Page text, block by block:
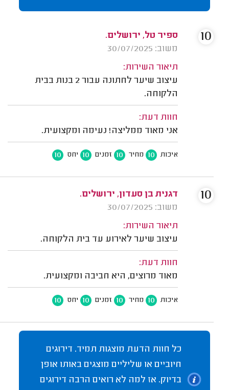
ספיר טל, ירושלים.
משוב: 30/07/2025
תיאור השירות:
עיצוב שיער לחתונה עבור 2 בנות בבית
הלקוחה.
חוות דעת:
אני מאוד ממליצה! נעימה ומקצועית.
איכות 10 מחיר 10 זמנים 10 יחס 10
10
דגנית בן סעדון, ירושלים.
משוב: 30/07/2025
תיאור השירות:
עיצוב שיער לאירוע עד בית הלקוחה.
חוות דעת:
מאוד מרוצים, היא חביבה ומקצועית.
איכות 10 מחיר 10 זמנים 10 יחס 10
10
כל חוות הדעת מוצגות תמיד. דירוגים
חיוביים או שליליים מוצגים באותו אופן
בדיוק. אז למה לא רואים הרבה דירוגים